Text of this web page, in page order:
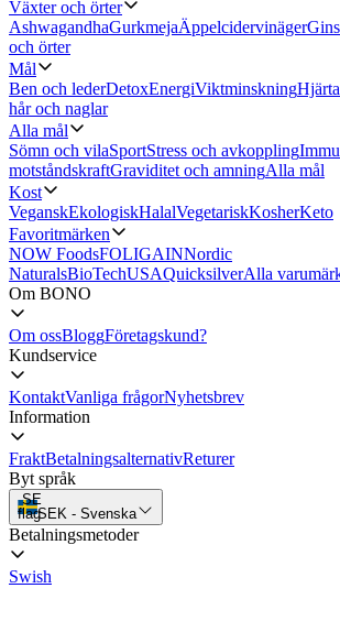
Växter och örter
AshwagandhaGurkmejaÄppelcidervinäger
och örter
Mål
Ben och lederDetoxEnergiViktminskning
hår och naglar
Alla mål
Sömn och vilaSportStress och avkoppling
motståndskraftGraviditet och amningAlla mål
Kost
VeganskEkologiskHalalVegetariskKosherKeto
Favoritmärken
NOW FoodsFOLIGAINNordic
NaturalsBioTechUSAQuicksilverAlla
Om BONO
Om ossBloggFöretagskund?
Kundservice
KontaktVanliga frågorNyhetsbrev
Information
FraktBetalningsalternativReturer
Byt språk
SE
flagSEK- Svenska
Betalningsmetoder
Swish